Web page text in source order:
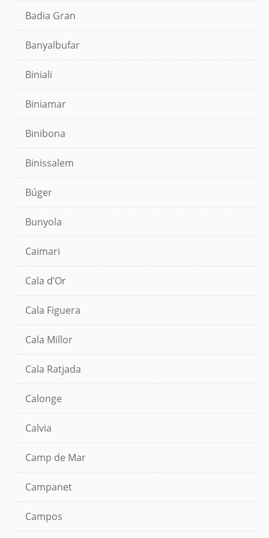
Badia Gran
Banyalbufar
Biniali
Biniamar
Binibona
Binissalem
Búger
Bunyola
Caimari
Cala d’Or
Cala Figuera
Cala Millor
Cala Ratjada
Calonge
Calvia
Camp de Mar
Campanet
Campos